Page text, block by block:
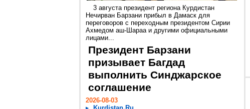
3 августа президент региона Курдистан
Нечирван Барзани прибыл в Дамаск для
переговоров с переходным президентом Сирии
Ахмедом аш-Шараа и другими официальными
лицами...
Президент Барзани
призывает Багдад
выполнить Синджарское
соглашение
2026-08-03